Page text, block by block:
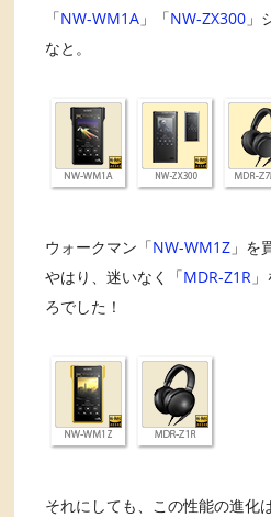
「NW-WM1A 」「NW-ZX300 」
なと。
ウォークマン「NW-WM1Z 」を
やはり、迷いなく「MDR-Z1R
ろでした！
それにしても、この性能の進化